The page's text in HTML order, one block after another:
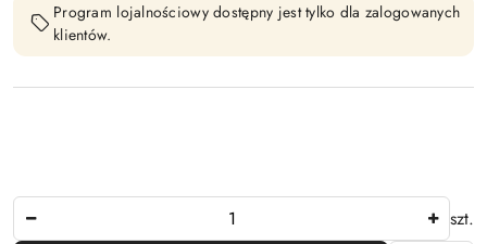
Program lojalnościowy dostępny jest tylko dla zalogowanych
klientów.
szt.